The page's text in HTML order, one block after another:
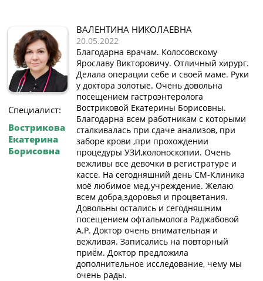
Специалист:
Вострикова
Екатерина
Борисовна
ВАЛЕНТИНА НИКОЛАЕВНА
20.05.2022
Благодарна врачам. Колосовскому
Ярославу Викторовичу. Отличный хирург.
Делала операции себе и своей маме. Руки
у доктора золотые. Очень довольна
посещением гастроэнтеролога
Востриковой Екатерины Борисовны.
Благодарна всем работникам с которыми
сталкивалась при сдаче анализов, при
заборе крови ,при прохождении
процедуры УЗИ,колоноскопии. Очень
вежливы все девочки в регистратуре и
кассе. На сегодняшний день СМ-Клиника
моё любимое мед.учреждение. Желаю
всем добра,здоровья и процветания.
Довольны остались и сегодняшним
посещением офтальмолога Раджабовой
А.Р. Доктор очень внимательная и
вежливая. Записались на повторный
приём. Доктор предложила
дополнительное исследование, чему мы
очень рады.